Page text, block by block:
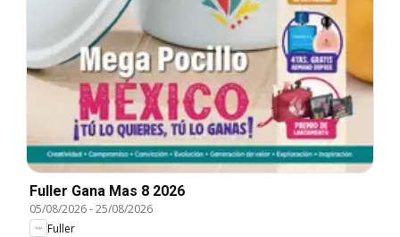
Fuller Gana Mas 8 2026
05/08/2026-25/08/2026
Fuller